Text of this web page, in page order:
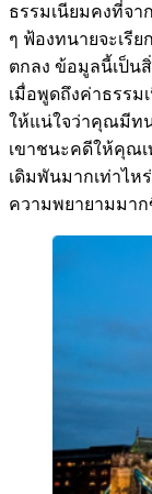
ธรรมเนียมคงที่จ
ๆ ฟ้องทนายจะเรีย
ตกลง ข้อมูลนี้เป็น
เมื่อพูดถึงค่าธรร
ให้แน่ใจว่าคุณมีทน
เขาชนะคดีให้คุณ
เดิมพันมากเท่าไห
ความพยายามมา